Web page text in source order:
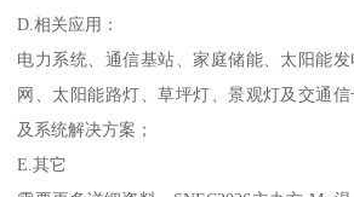
D.相关应用：
电力系统、通信基站、家庭储能、太阳能
网、太阳能路灯、草坪灯、景观灯及交通
及系统解决方案；
E.其它